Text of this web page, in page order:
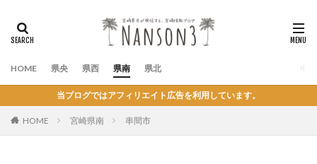
HOME 県央 県西 県南 県北
当ブログではアフィリエイト広告を利用しています。
HOME 宮崎県南 串間市